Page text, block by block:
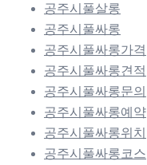
공주시풀살롱
공주시풀싸롱
공주시풀싸롱가격
공주시풀싸롱견적
공주시풀싸롱문의
공주시풀싸롱예약
공주시풀싸롱위치
공주시풀싸롱코스